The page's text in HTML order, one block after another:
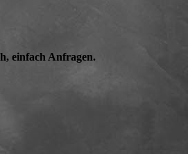
einfach Anfragen.